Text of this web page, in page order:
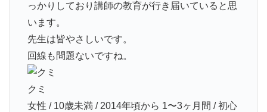
っかりしており講師の教育が行き届いていると思
います。
先生は皆やさしいです。
回線も問題ないですね。
クミ
女性 / 10歳未満 / 2014年頃から 1〜3ヶ月間 / 初心